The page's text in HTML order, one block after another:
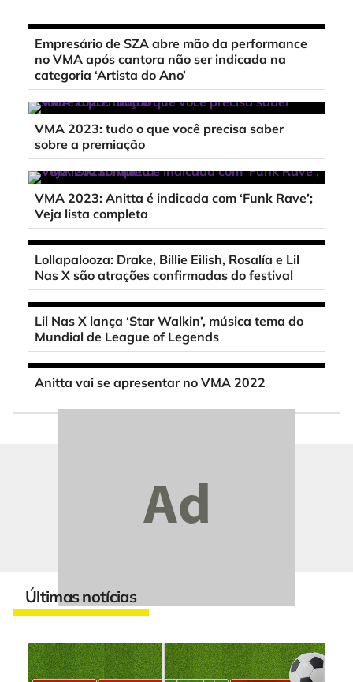
Empresário de SZA abre mão da performance
no VMA após cantora não ser indicada na
categoria ‘Artista do Ano’
VMA 2023: tudo o que você precisa saber
sobre a premiação
VMA 2023: Anitta é indicada com ‘Funk Rave’;
Veja lista completa
Lollapalooza: Drake, Billie Eilish, Rosalía e Lil
Nas X são atrações confirmadas do festival
Lil Nas X lança ‘Star Walkin’, música tema do
Mundial de League of Legends
Anitta vai se apresentar no VMA 2022
Últimas notícias